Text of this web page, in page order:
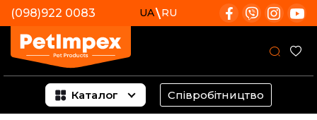
(098)922 0083 UA RU
Каталог Співробітництво